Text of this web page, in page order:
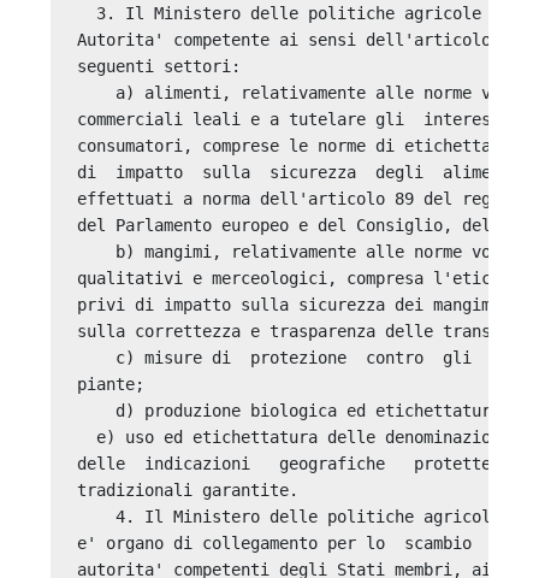
3. Il Ministero delle politiche agricole
Autorita' competente ai sensi dell'articolo  4
seguenti settori:
a) alimenti, relativamente alle norme volte
commerciali leali e a tutelare gli  interessi
consumatori, comprese le norme di
di  impatto  sulla  sicurezza  degli
effettuati a norma dell'articolo 89 del
del Parlamento europeo e del Consiglio, del 17
b) mangimi, relativamente alle norme volte
qualitativi e merceologici, compresa
privi di impatto sulla sicurezza dei mangimi, ma
sulla correttezza e trasparenza delle
c) misure di  protezione  contro  gli
piante;
d) produzione biologica ed etichettatura
e) uso ed etichettatura delle denominazioni
delle  indicazioni   geografiche   protette
tradizionali garantite.
4. Il Ministero delle politiche agricole
e' organo di collegamento per lo  scambio  di
autorita' competenti degli Stati membri, ai